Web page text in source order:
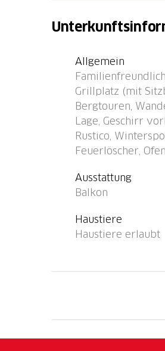
1'205 m.ü.M.. Am
Wohnungsreinigung
Haus. Supermarkt
Dorf" 600 m, Freibad
km, Minigolf 350 m,
Bekannte Skigebiete
Seen in der
Erwachsene. Bitte
Allgemein
Grillplatz (mit
Bergtouren,
Lage, Geschirr
Rustico,
Feuerlöscher,
Ausstattung
Balkon
Haustiere
Haustiere erlaubt